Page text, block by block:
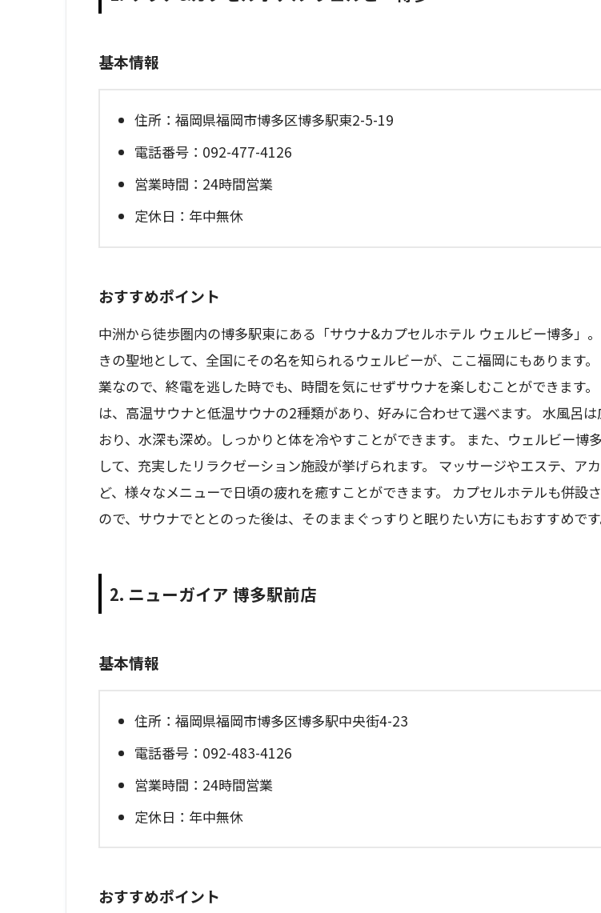
基本情報
住所：福岡県福岡市博多区博多駅東2-5-19
電話番号：092-477-4126
営業時間：24時間営業
定休日：年中無休
おすすめポイント
中洲から徒歩圏内の博多駅東にある「サウナ&カプセルホテル ウェルビー博多」
きの聖地として、全国にその名を知られるウェルビーが、ここ福岡にもあります
業なので、終電を逃した時でも、時間を気にせずサウナを楽しむことができます
は、高温サウナと低温サウナの2種類があり、好みに合わせて選べます。 水風呂は
おり、水深も深め。しっかりと体を冷やすことができます。 また、ウェルビー博
して、充実したリラクゼーション施設が挙げられます。 マッサージやエステ、ア
ど、様々なメニューで日頃の疲れを癒すことができます。 カプセルホテルも併設
ので、サウナでととのった後は、そのままぐっすりと眠りたい方にもおすすめです
2. ニューガイア 博多駅前店
基本情報
住所：福岡県福岡市博多区博多駅中央街4-23
電話番号：092-483-4126
営業時間：24時間営業
定休日：年中無休
おすすめポイント